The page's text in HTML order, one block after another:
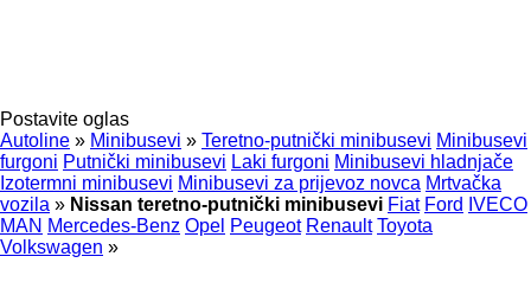
Postavite oglas
Autoline » Minibusevi » Teretno-putnički minibusevi Minibusevi
furgoni Putnički minibusevi Laki furgoni Minibusevi hladnjače
Izotermni minibusevi Minibusevi za prijevoz novca Mrtvačka
vozila » Nissan teretno-putnički minibusevi Fiat Ford IVECO
MAN Mercedes-Benz Opel Peugeot Renault Toyota
Volkswagen »